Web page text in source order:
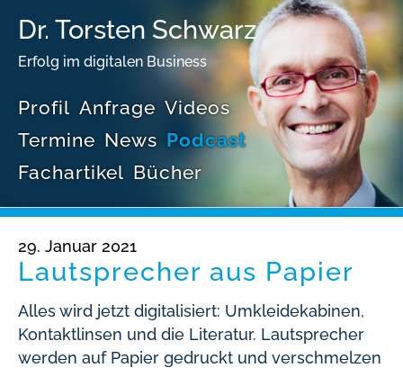
Dr. Torsten Schwarz
Erfolg im digitalen Business
Profil Anfrage Videos
Termine News Podcast
Fachartikel Bücher
29. Januar 2021
Lautsprecher aus Papier
Alles wird jetzt digitalisiert: Umkleidekabinen,
Kontaktlinsen und die Literatur. Lautsprecher
werden auf Papier gedruckt und verschmelzen